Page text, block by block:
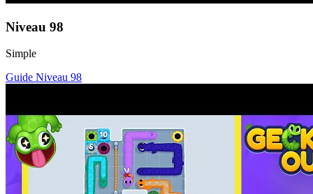
Niveau 98
Simple
Guide Niveau 98